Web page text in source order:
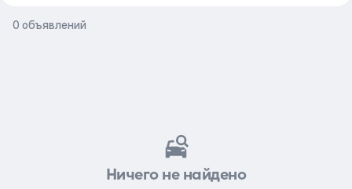
0 объявлений
Ничего не найдено